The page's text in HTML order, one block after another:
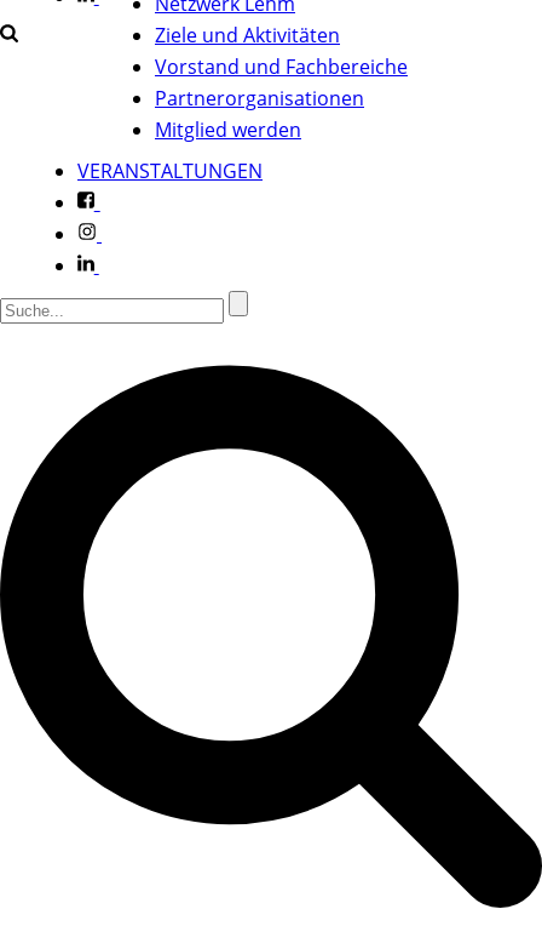
Ziele und Aktivitäten
Vorstand und Fachbereiche
Partnerorganisationen
Mitglied werden
VERANSTALTUNGEN
f
l